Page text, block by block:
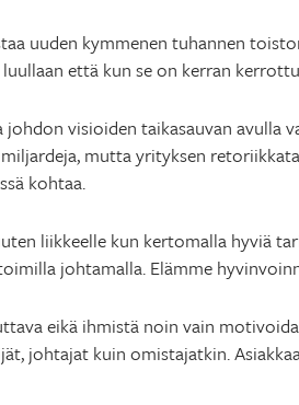
uuden kymmenen tuhannen
luullaan että kun se on kerran
visioiden taikasauvan avulla
mutta yrityksen
kohtaa.
liikkeelle kun kertomalla hyviä
johtamalla. Elämme
eikä ihmistä noin vain
johtajat kuin omistajatkin.